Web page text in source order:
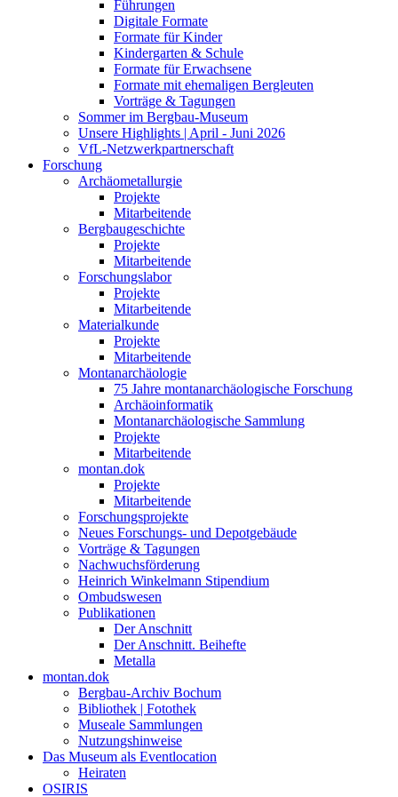
Führungen
Digitale Formate
Formate für Kinder
Kindergarten & Schule
Formate für Erwachsene
Formate mit ehemaligen Bergleuten
Vorträge & Tagungen
Sommer im Bergbau-Museum
Unsere Highlights | April - Juni 2026
VfL-Netzwerkpartnerschaft
Forschung
Archäometallurgie
Projekte
Mitarbeitende
Bergbaugeschichte
Projekte
Mitarbeitende
Forschungslabor
Projekte
Mitarbeitende
Materialkunde
Projekte
Mitarbeitende
Montanarchäologie
75 Jahre montanarchäologische Forschung
Archäoinformatik
Montanarchäologische Sammlung
Projekte
Mitarbeitende
montan.dok
Projekte
Mitarbeitende
Forschungsprojekte
Neues Forschungs- und Depotgebäude
Vorträge & Tagungen
Nachwuchsförderung
Heinrich Winkelmann Stipendium
Ombudswesen
Publikationen
Der Anschnitt
Der Anschnitt. Beihefte
Metalla
montan.dok
Bergbau-Archiv Bochum
Bibliothek | Fotothek
Museale Sammlungen
Nutzungshinweise
Das Museum als Eventlocation
Heiraten
OSIRIS